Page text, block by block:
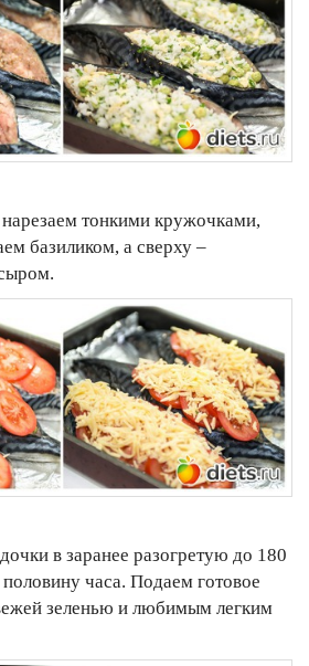
тонкими кружочками,
базиликом, а сверху –
в заранее разогретую до 180
часа. Подаем готовое
зеленью и любимым легким